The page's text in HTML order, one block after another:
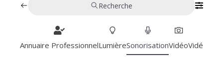
Recherche
Annuaire ProfessionnelLumièreSonorisationVidéo